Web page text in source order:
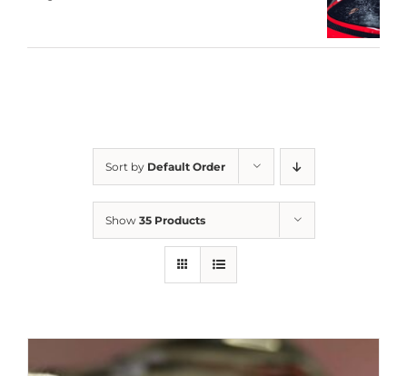
Sort by Default Order
Show 35 Products